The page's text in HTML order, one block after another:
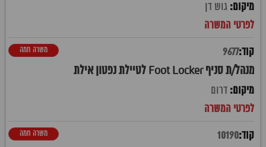
גוש דן
9677
מנהל/ת סניף Foot Locker לטיילת נפטון אילת
משרה חמה
דרום
10190 משרה חמה